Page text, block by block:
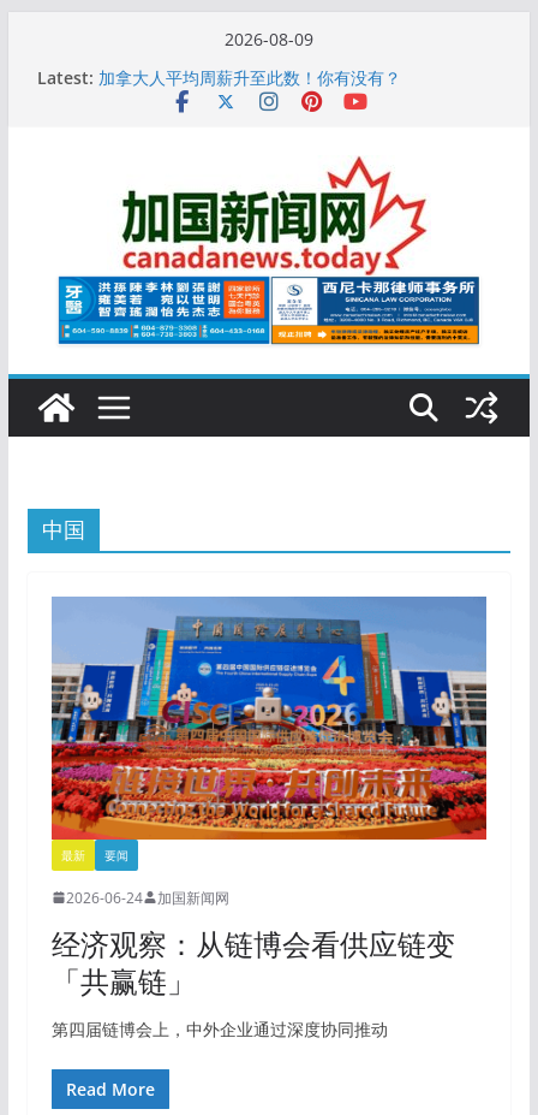
2026-08-09
Latest:
10万人排队入籍加拿大！美占一半，现在申请要等19
个月
加拿大人平均周薪升至此数！你有没有？
特鲁多半裸与水果姐海滩激吻! 热恋一年感情持续升温
更多名校恢复SAT 考试，新学年大学申请开跑7个大不
中国
最新 要闻
2026-06-24 加国新闻网
经济观察：从链博会看供应链变
「共赢链」
第四届链博会上，中外企业通过深度协同推动
Read More